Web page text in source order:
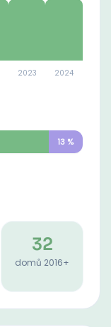
2023 2024
13 %
32
domů 2016+